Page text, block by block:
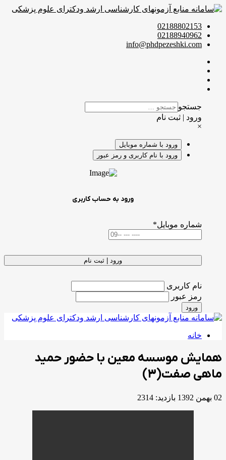
02188802153
02188940962
info@phdpezeshki.com
جستجو
ورود | ثبت نام
×
ورود با شماره موبایل
ورود با نام کاربری و رمز عبور
ورود به حساب کاربری
شماره موبایل*
ورود | ثبت نام
نام کاربری
رمز عبور
ورود
خانه
همایش موسسه معین با حضور حمید
ماهی صفت(3)
02 بهمن 1392 بازدید: 2314